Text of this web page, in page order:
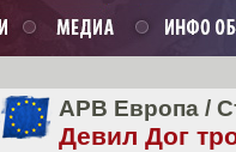
APB Европа /
Девил Дог